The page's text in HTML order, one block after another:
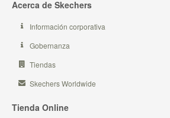
Acerca de Skechers
Información corporativa
Gobernanza
Tiendas
Skechers Worldwide
Tienda Online